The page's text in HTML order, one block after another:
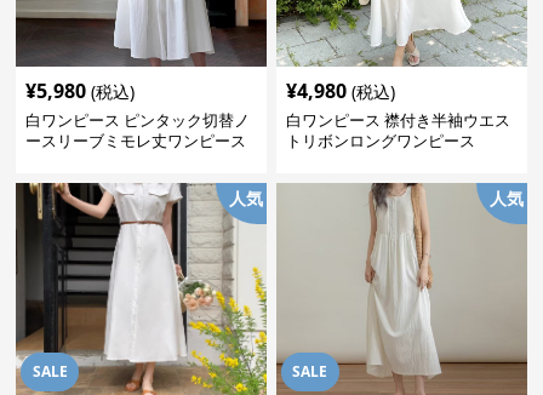
¥5,980 (税込)
白ワンピース ピンタック切替ノ
ースリーブミモレ丈ワンピース
¥4,980 (税込)
白ワンピース 襟付き半袖ウエス
トリボンロングワンピース
SALE
人気
SALE
人気